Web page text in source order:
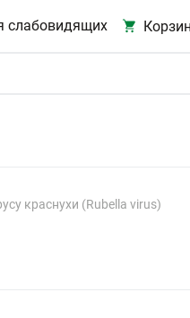
слабовидящих
краснухи (Rubella virus)